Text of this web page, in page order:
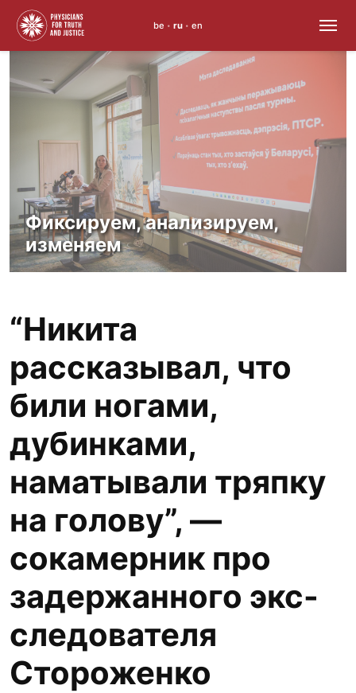
to
content
be • ru • en
Фиксируем, анализируем,
изменяем
“Никита
рассказывал, что
били ногами,
дубинками,
наматывали тряпку
на голову”, —
сокамерник про
задержанного экс-
следователя
Стороженко